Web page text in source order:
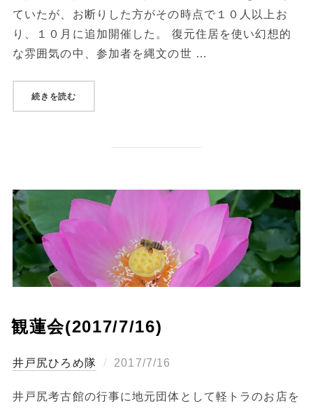
ていたが、お断りした方がその時点で１０人以上お
り、１０月に追加開催した。 復元住居を使い幻想的
な雰囲気の中、参加者を縄文の世 …
続きを読む
観蓮会(2017/7/16)
ひろめ隊
投
日:
2017/7/16
井戸尻考古館の行事に地元団体として軽トラのお店を